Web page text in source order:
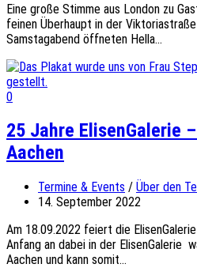
Eine große Stimme aus London zu
feinen Überhaupt in der
Samstagabend öffneten Hella...
0
25 Jahre ElisenGalerie
Aachen
Termine & Events / Über den
14. September 2022
Am 18.09.2022 feiert die
Anfang an dabei in der ElisenGalerie
Aachen und kann somit...